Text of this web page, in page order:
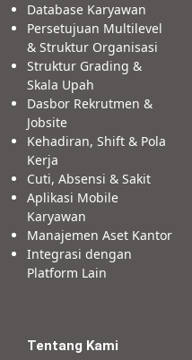
Database Karyawan
Persetujuan Multilevel
& Struktur Organisasi
Struktur Grading &
Skala Upah
Dasbor Rekrutmen &
Jobsite
Kehadiran, Shift & Pola
Kerja
Cuti, Absensi & Sakit
Aplikasi Mobile
Karyawan
Manajemen Aset Kantor
Integrasi dengan
Platform Lain
Tentang Kami